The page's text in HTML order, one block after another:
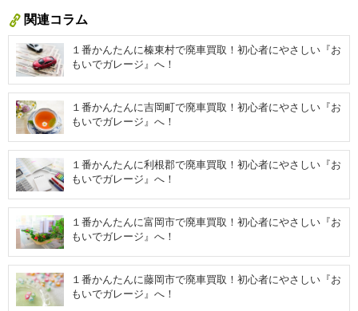
関連コラム
１番かんたんに榛東村で廃車買取！初心者にやさしい『お
もいでガレージ』へ！
１番かんたんに吉岡町で廃車買取！初心者にやさしい『お
もいでガレージ』へ！
１番かんたんに利根郡で廃車買取！初心者にやさしい『お
もいでガレージ』へ！
１番かんたんに富岡市で廃車買取！初心者にやさしい『お
もいでガレージ』へ！
１番かんたんに藤岡市で廃車買取！初心者にやさしい『お
もいでガレージ』へ！